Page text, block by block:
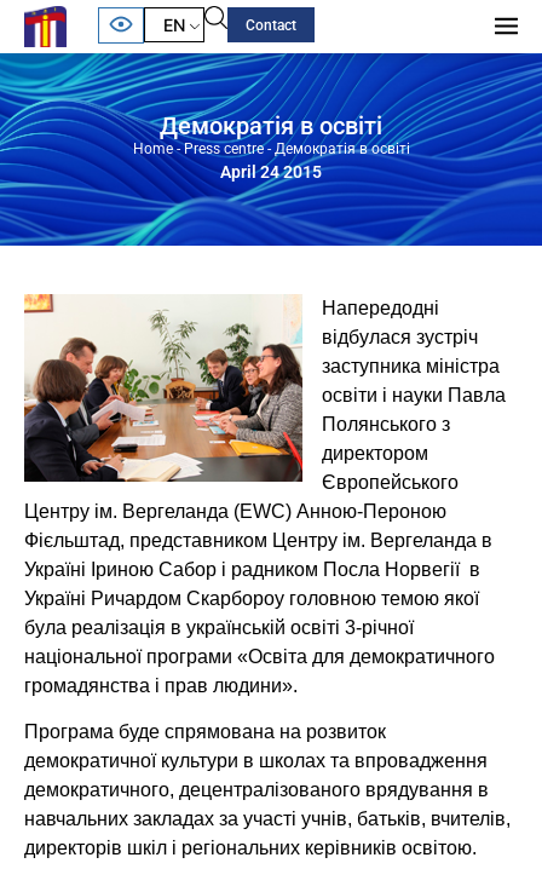
EN Contact
Демократія в освіті
Home-Press centre- Демократія в освіті
April 24 2015
Напередодні
відбулася зустріч
заступника міністра
освіти і науки Павла
Полянського з
директором
Європейського
Центру ім. Вергеланда (EWC) Анною-Пероною
Фієльштад, представником Центру ім. Вергеланда в
Україні Іриною Сабор і радником Посла Норвегії в
Україні Ричардом Скарбороу головною темою якої
була реалізація в українській освіті 3-річної
національної програми «Освіта для демократичного
громадянства і прав людини».
Програма буде спрямована на розвиток
демократичної культури в школах та впровадження
демократичного, децентралізованого врядування в
навчальних закладах за участі учнів, батьків, вчителів,
директорів шкіл і регіональних керівників освітою.